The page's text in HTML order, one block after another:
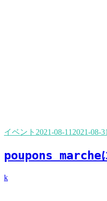
イベント 2021-08-11 2021-08-31
poupons marche
k